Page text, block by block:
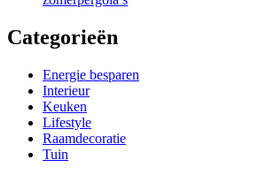
Categorieën
Energie besparen
Interieur
Keuken
Lifestyle
Raamdecoratie
Tuin